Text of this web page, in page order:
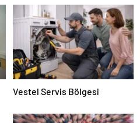
Vestel Servis Bölgesi